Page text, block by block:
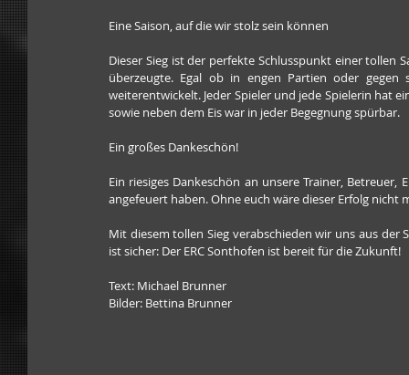
Eine Saison, auf die wir stolz sein können
Dieser Sieg ist der perfekte Schlusspunkt einer tollen
überzeugte. Egal ob in engen Partien oder
weiterentwickelt. Jeder Spieler und jede Spielerin hat
sowie neben dem Eis war in jeder Begegnung spürbar.
Ein großes Dankeschön!
Ein riesiges Dankeschön an unsere Trainer,
angefeuert haben. Ohne euch wäre dieser Erfolg nicht
Mit diesem tollen Sieg verabschieden wir uns aus
ist sicher: Der ERC Sonthofen ist bereit für die Zukunft!
Text: Michael Brunner
Bilder: Bettina Brunner